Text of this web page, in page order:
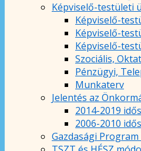
Képviselő-testületi
Képviselő-
Képviselő-
Képviselő-
Szociális,
Pénzügyi,
Munkaterv
Jelentés az
2014-2019
2006-2010
Gazdasági